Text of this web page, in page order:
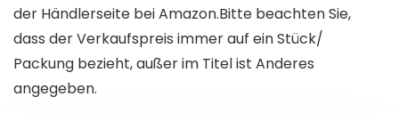
der Händlerseite bei Amazon.Bitte beachten Sie,
dass der Verkaufspreis immer auf ein Stück/
Packung bezieht, außer im Titel ist Anderes
angegeben.